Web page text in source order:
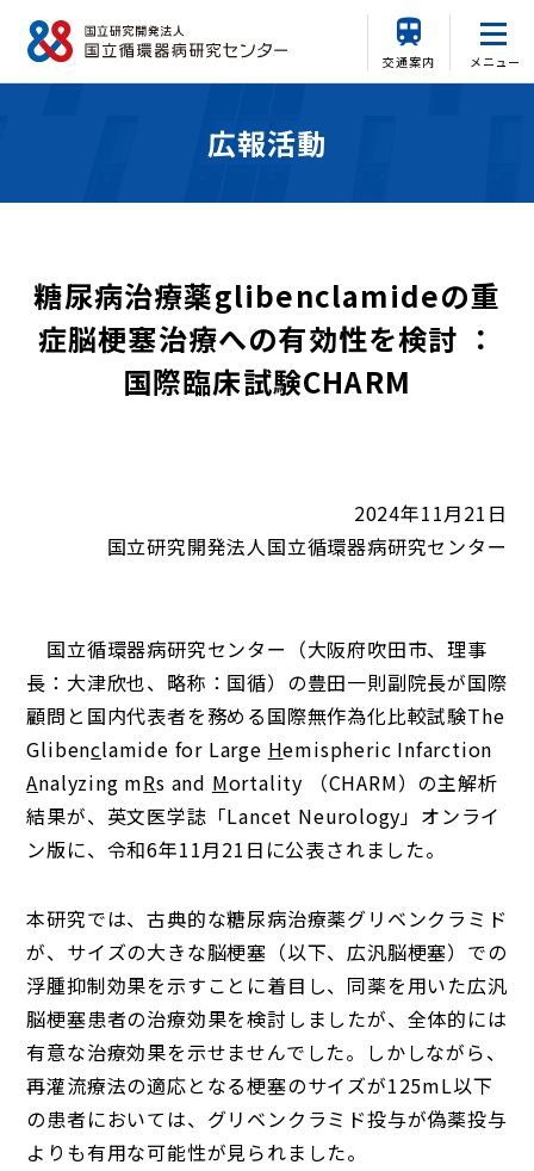
交通案内 メニュー
広報活動
糖尿病治療薬glibenclamideの重
症脳梗塞治療への有効性を検討 ：
国際臨床試験CHARM
2024年11月21日
国立研究開発法人国立循環器病研究センター
国立循環器病研究センター（大阪府吹田市、理事
長：大津欣也、略称：国循）の豊田一則副院長が国際
顧問と国内代表者を務める国際無作為化比較試験The
Glibenclamide for Large Hemispheric Infarction
Analyzing mRs and Mortality （CHARM）の主解析
結果が、英文医学誌「Lancet Neurology」オンライ
ン版に、令和6年11月21日に公表されました。
本研究では、古典的な糖尿病治療薬グリベンクラミド
が、サイズの大きな脳梗塞（以下、広汎脳梗塞）での
浮腫抑制効果を示すことに着目し、同薬を用いた広汎
脳梗塞患者の治療効果を検討しましたが、全体的には
有意な治療効果を示せませんでした。しかしながら、
再灌流療法の適応となる梗塞のサイズが125mL以下
の患者においては、グリベンクラミド投与が偽薬投与
よりも有用な可能性が見られました。